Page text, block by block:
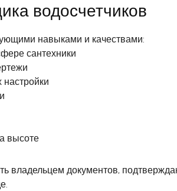
водосчетчиков
навыками и качествами:
сантехники
высоте
владельцем документов,